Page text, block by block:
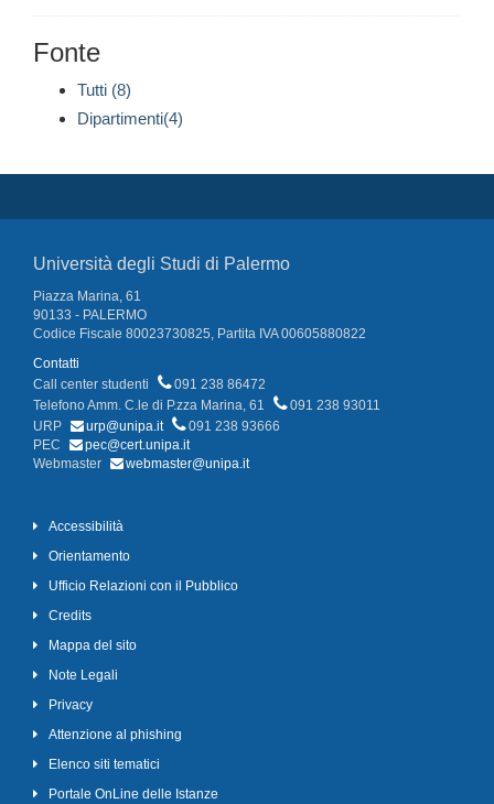
Fonte
Tutti (8)
Dipartimenti(4)
Università degli Studi di Palermo
Piazza Marina, 61
90133 - PALERMO
Codice Fiscale 80023730825, Partita IVA 00605880822
Contatti
Call center studenti
091 238 86472
Telefono Amm. C.le di P.zza Marina, 61
091 238 93011
URP
urp@unipa.it
091 238 93666
PEC
pec@cert.unipa.it
Webmaster
webmaster@unipa.it
Accessibilità
Orientamento
Ufficio Relazioni con il Pubblico
Credits
Mappa del sito
Note Legali
Privacy
Attenzione al phishing
Elenco siti tematici
Portale OnLine delle Istanze